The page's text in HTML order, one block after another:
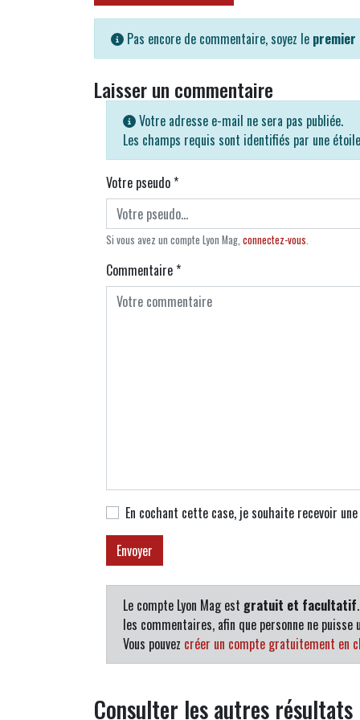
Pas encore de commentaire, soyez le premier
Laisser un commentaire
Votre adresse e-mail ne sera pas publiée.
Les champs requis sont identifiés par une
Votre pseudo*
Si vous avez un compte Lyon Mag, connectez-vous.
Commentaire*
En cochant cette case, je souhaite recevoir
Le compte Lyon Mag est gratuit et facultatif
les commentaires, afin que personne ne
Vous pouvez créer un compte gratuitement en
Consulter les autres